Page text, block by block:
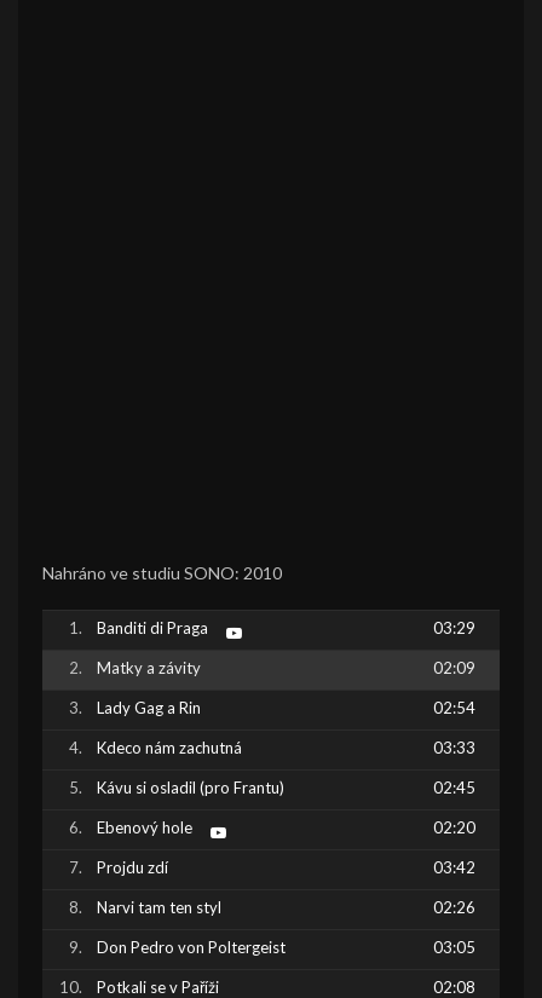
Nahráno ve studiu SONO: 2010
Banditi di Praga 03:29
Matky a závity 02:09
Lady Gag a Rin 02:54
Kdeco nám zachutná 03:33
Kávu si osladil (pro Frantu) 02:45
Ebenový hole 02:20
Projdu zdí 03:42
Narvi tam ten styl 02:26
Don Pedro von Poltergeist 03:05
Potkali se v Paříži 02:08